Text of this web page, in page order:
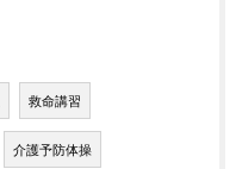
救命講習
介護予防体操